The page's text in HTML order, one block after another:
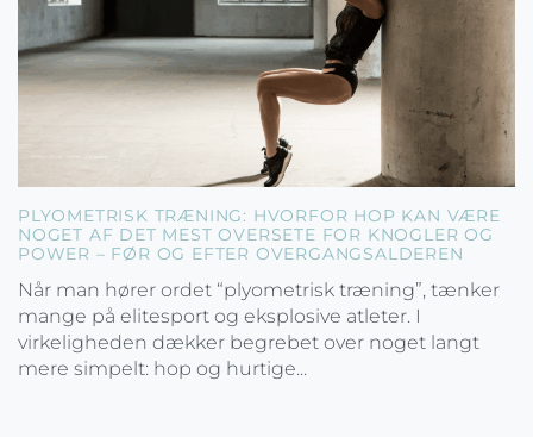
PLYOMETRISK TRÆNING: HVORFOR HOP KAN VÆRE
NOGET AF DET MEST OVERSETE FOR KNOGLER OG
POWER – FØR OG EFTER OVERGANGSALDEREN
Når man hører ordet “plyometrisk træning”, tænker
mange på elitesport og eksplosive atleter. I
virkeligheden dækker begrebet over noget langt
mere simpelt: hop og hurtige...